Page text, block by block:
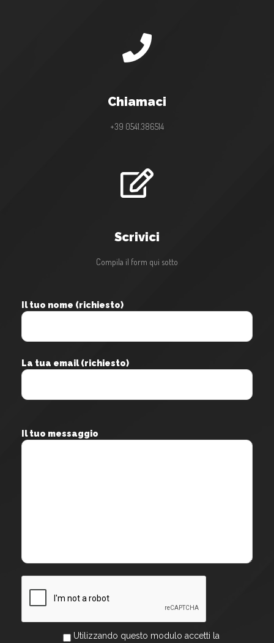
Chiamaci
+39 0541.386514
Scrivici
Compila il form qui sotto
Il tuo nome (richiesto)
La tua email (richiesto)
Il tuo messaggio
Utilizzando questo modulo accetti la